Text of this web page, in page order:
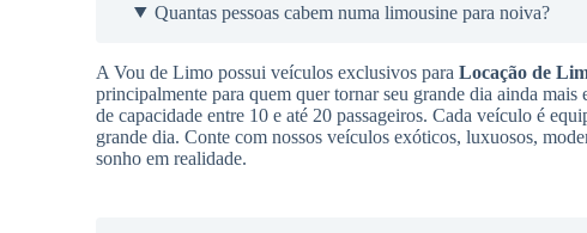
Quantas pessoas cabem numa limousine para noiva?
A Vou de Limo possui veículos exclusivos para Locação de
principalmente para quem quer tornar seu grande dia ainda
de capacidade entre 10 e até 20 passageiros. Cada veículo é
grande dia. Conte com nossos veículos exóticos, luxuosos,
sonho em realidade.